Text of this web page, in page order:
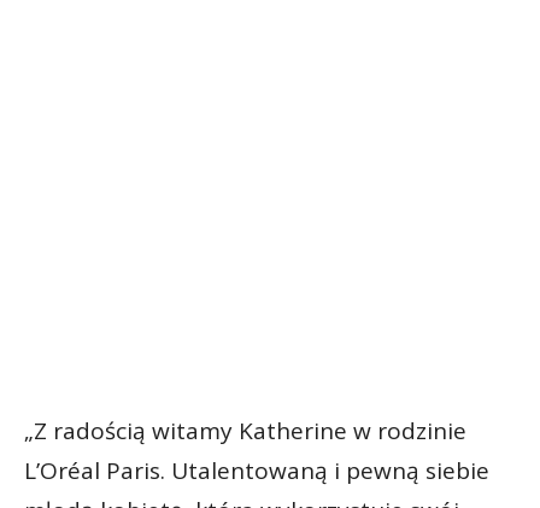
„Z radością witamy Katherine w rodzinie
L’Oréal Paris. Utalentowaną i pewną siebie